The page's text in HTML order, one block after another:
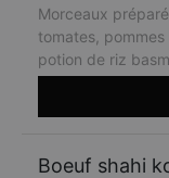
Morceaux
tomates,
potion de riz
Boeuf shahi